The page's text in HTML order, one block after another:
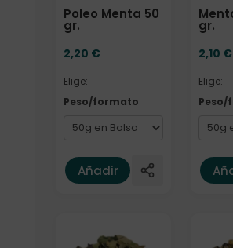
Poleo Menta 50
gr.
2,20 €
Elige:
Peso/formato
Añadir
gr.
2,10 €
Elige:
Elige: Peso/formato